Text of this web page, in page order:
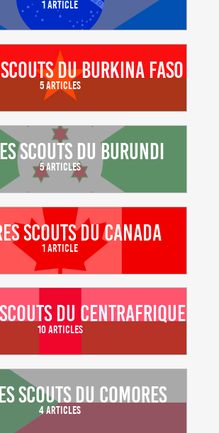
1 Article
du Burkina Faso
5 Articles
scouts du Burundi
5 Articles
scouts du Canada
1 Article
du Centrafrique
10 Articles
scouts du Comores
4 Articles